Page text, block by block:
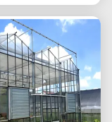
verde